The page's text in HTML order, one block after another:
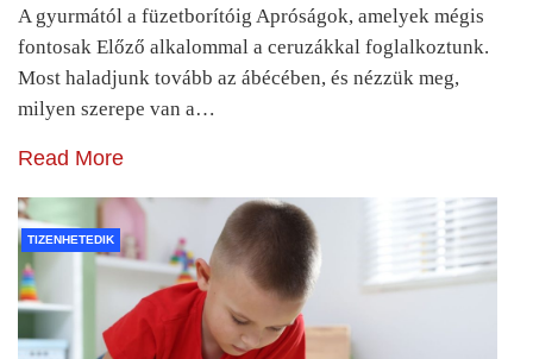
A gyurmától a füzetborítóig Apróságok, amelyek mégis
fontosak Előző alkalommal a ceruzákkal foglalkoztunk.
Most haladjunk tovább az ábécében, és nézzük meg,
milyen szerepe van a…
Read More
TIZENHETEDIK